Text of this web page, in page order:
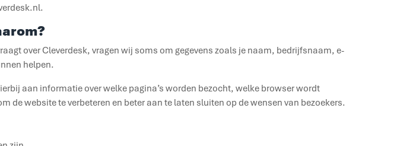
over Cleverdesk, vragen wij soms om gegevens zoals je naam, bedrijfsnaam, e-
helpen.
aan informatie over welke pagina’s worden bezocht, welke browser wordt
de website te verbeteren en beter aan te laten sluiten op de wensen van bezoekers.